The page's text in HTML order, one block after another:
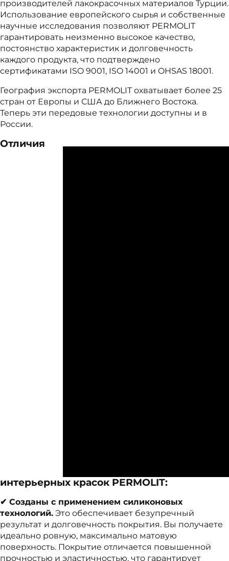
производителей лакокрасочных материалов Турции.
Использование европейского сырья и собственные
научные исследования позволяют PERMOLIT
гарантировать неизменно высокое качество,
постоянство характеристик и долговечность
каждого продукта, что подтверждено
сертификатами ISO 9001, ISO 14001 и OHSAS 18001.
География экспорта PERMOLIT охватывает более 25
стран от Европы и США до Ближнего Востока.
Теперь эти передовые технологии доступны и в
России.
Отличия
интерьерных красок PERMOLIT:
✔ Созданы с применением силиконовых
технологий. Это обеспечивает безупречный
результат и долговечность покрытия. Вы получаете
идеально ровную, максимально матовую
поверхность. Покрытие отличается повышенной
прочностью и эластичностью, что гарантирует